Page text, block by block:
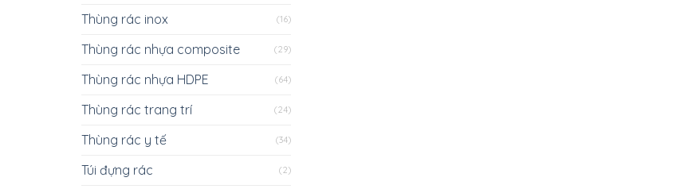
Thùng rác inox (16)
Thùng rác nhựa composite (29)
Thùng rác nhựa HDPE (64)
Thùng rác trang trí (24)
Thùng rác y tế (34)
Túi đựng rác (2)